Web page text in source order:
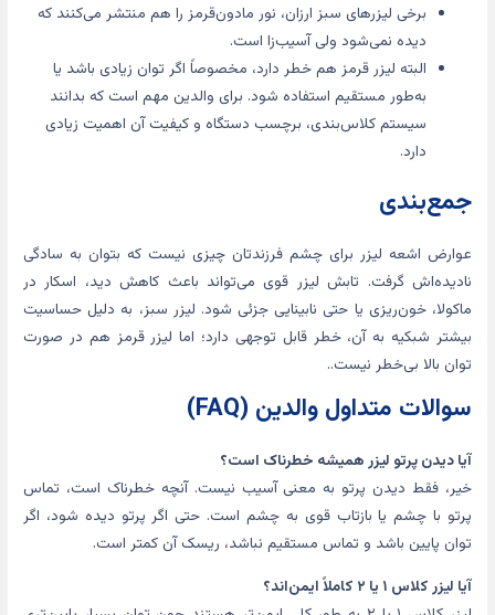
برخی لیزرهای سبز ارزان، نور مادون‌قرمز را هم منتشر می‌کنند که
دیده نمی‌شود ولی آسیب‌زا است.
البته لیزر قرمز هم خطر دارد، مخصوصاً اگر توان زیادی باشد یا
به‌طور مستقیم استفاده شود. برای والدین مهم است که بدانند
سیستم کلاس‌بندی، برچسب دستگاه و کیفیت آن اهمیت زیادی
دارد.
جمع‌بندی
عوارض اشعه لیزر برای چشم فرزندتان چیزی نیست که بتوان به سادگی
نادیده‌اش گرفت. تابش لیزر قوی می‌تواند باعث کاهش دید، اسکار در
ماکولا، خون‌ریزی یا حتی نابینایی جزئی شود. لیزر سبز، به دلیل حساسیت
بیشتر شبکیه به آن، خطر قابل توجهی دارد؛ اما لیزر قرمز هم در صورت
توان بالا بی‌خطر نیست..
سوالات متداول والدین (FAQ)
آیا دیدن پرتو لیزر همیشه خطرناک است؟
خیر، فقط دیدن پرتو به معنی آسیب نیست. آنچه خطرناک است، تماس
پرتو با چشم یا بازتاب قوی به چشم است. حتی اگر پرتو دیده شود، اگر
توان پایین باشد و تماس مستقیم نباشد، ریسک آن کمتر است.
آیا لیزر کلاس ۱ یا ۲ کاملاً ایمن‌اند؟